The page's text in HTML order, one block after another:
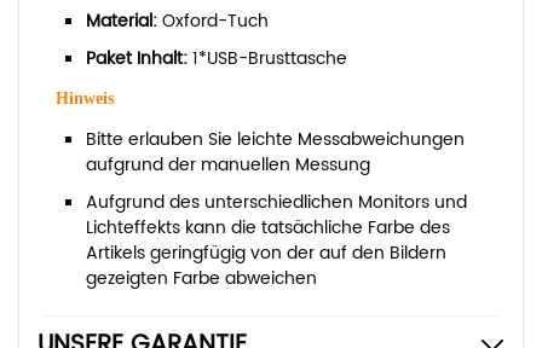
Material:Oxford-Tuch
Paket Inhalt:1*USB-Brusttasche
Hinweis
Bitte erlauben Sie leichte Messabweichungen
aufgrund der manuellen Messung
Aufgrund des unterschiedlichen Monitors und
Lichteffekts kann die tatsächliche Farbe des
Artikels geringfügig von der auf den Bildern
gezeigten Farbe abweichen